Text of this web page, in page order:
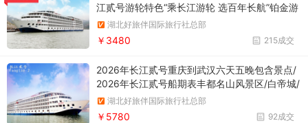
江贰号游轮特色“乘长江游轮 选百年长航”铂金游
轮 . 长江贰号
湖北好旅伴国际旅行社总部
215成交
￥3480
2026年长江贰号重庆到武汉六天五晚包含景点/
2026年长江贰号船期表丰都名山风景区/白帝城/
瞿塘峡/巫峡/神女溪/三峡大坝五级船闸/三峡大
坝/西陵峡东段/葛洲坝船闸/岳阳楼+汴河风情街/
湖北好旅伴国际旅行社总部
92成交
￥5780